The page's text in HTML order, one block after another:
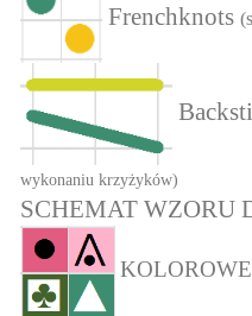
Frenchknots
wykonaniu krzyżyków)
SCHEMAT WZORU